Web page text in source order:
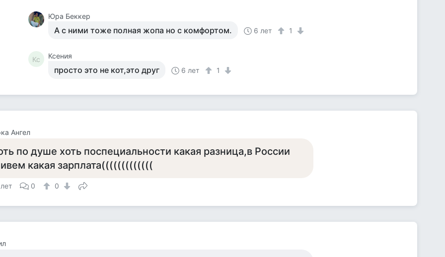
Юра Беккер
А с ними тоже полная жопа но с комфортом. 6 лет 1
Кс Ксения
просто это не кот,это друг 6 лет 1
Ангел
по душе хоть поспециальности какая разница,в России
какая зарплата(((((((((((((
0 0